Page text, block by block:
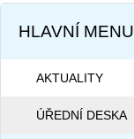
HLAVNÍ MENU
AKTUALITY
ÚŘEDNÍ DESKA